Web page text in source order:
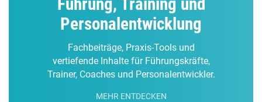
Führung, Training und
Personalentwicklung
Fachbeiträge, Praxis-Tools und
vertiefende Inhalte für Führungskräfte,
Trainer, Coaches und Personalentwickler.
MEHR ENTDECKEN